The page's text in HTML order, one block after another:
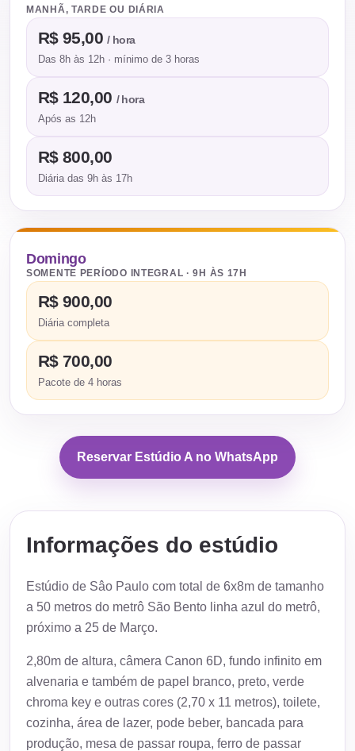
MANHÃ, TARDE OU DIÁRIA
R$ 95,00/ hora
Das 8h às 12h · mínimo de 3 horas
R$ 120,00 / hora
Após as 12h
R$ 800,00
Diária das 9h às 17h
Domingo
SOMENTE PERÍODO INTEGRAL · 9H ÀS 17H
R$ 900,00
Diária completa
R$ 700,00
Pacote de 4 horas
Reservar Estúdio A no WhatsApp
Informações do estúdio
Estúdio de Sâo Paulo com total de 6x8m de tamanho
a 50 metros do metrô São Bento linha azul do metrô,
próximo a 25 de Março.
2,80m de altura, câmera Canon 6D, fundo infinito em
alvenaria e também de papel branco, preto, verde
chroma key e outras cores (2,70 x 11 metros), toilete,
cozinha, área de lazer, pode beber, bancada para
produção, mesa de passar roupa, ferro de passar